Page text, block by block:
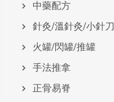
中藥配方
針灸/溫針灸/小針刀
火罐/閃罐/推罐
手法推拿
正骨易脊